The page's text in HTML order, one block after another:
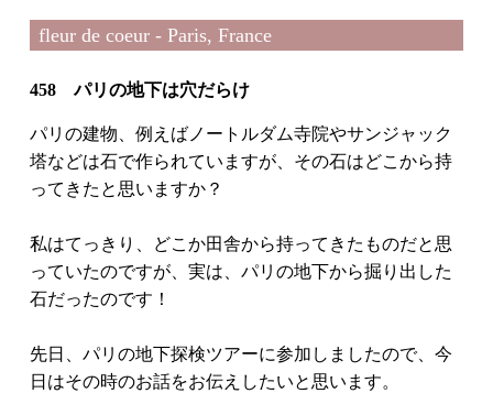
fleur de coeur - Paris, France
458 パリの地下は穴だらけ
パリの建物、例えばノートルダム寺院やサンジャック
塔などは石で作られていますが、その石はどこから持
ってきたと思いますか？
私はてっきり、どこか田舎から持ってきたものだと思
っていたのですが、実は、パリの地下から掘り出した
石だったのです！
先日、パリの地下探検ツアーに参加しましたので、今
日はその時のお話をお伝えしたいと思います。